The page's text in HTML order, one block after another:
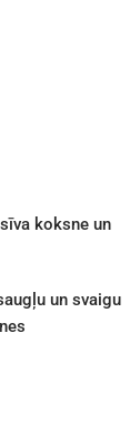
koksne un
un svaigu